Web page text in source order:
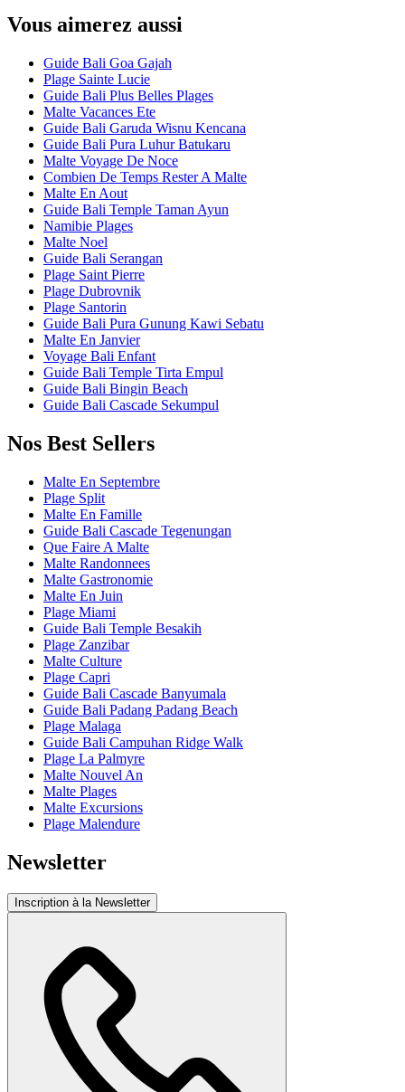
Vous aimerez aussi
Guide Bali Goa Gajah
Plage Sainte Lucie
Guide Bali Plus Belles Plages
Malte Vacances Ete
Guide Bali Garuda Wisnu Kencana
Guide Bali Pura Luhur Batukaru
Malte Voyage De Noce
Combien De Temps Rester A Malte
Malte En Aout
Guide Bali Temple Taman Ayun
Namibie Plages
Malte Noel
Guide Bali Serangan
Plage Saint Pierre
Plage Dubrovnik
Plage Santorin
Guide Bali Pura Gunung Kawi Sebatu
Malte En Janvier
Voyage Bali Enfant
Guide Bali Temple Tirta Empul
Guide Bali Bingin Beach
Guide Bali Cascade Sekumpul
Nos Best Sellers
Malte En Septembre
Plage Split
Malte En Famille
Guide Bali Cascade Tegenungan
Que Faire A Malte
Malte Randonnees
Malte Gastronomie
Malte En Juin
Plage Miami
Guide Bali Temple Besakih
Plage Zanzibar
Malte Culture
Plage Capri
Guide Bali Cascade Banyumala
Guide Bali Padang Padang Beach
Plage Malaga
Guide Bali Campuhan Ridge Walk
Plage La Palmyre
Malte Nouvel An
Malte Plages
Malte Excursions
Plage Malendure
Newsletter
Inscription à la Newsletter